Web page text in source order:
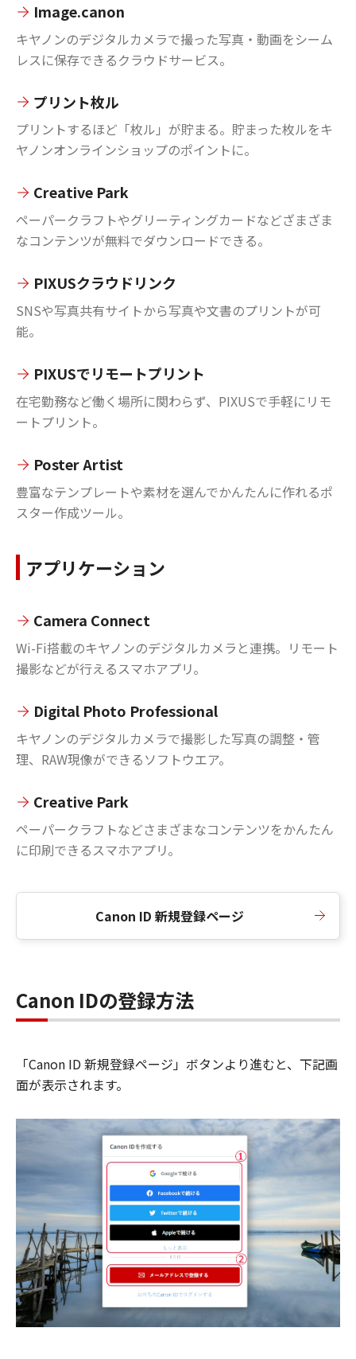
Image.canon
キヤノンのデジタルカメラで撮った写真・動画をシーム
レスに保存できるクラウドサービス。
プリント枚ル
プリントするほど「枚ル」が貯まる。貯まった枚ルをキ
ヤノンオンラインショップのポイントに。
Creative Park
ペーパークラフトやグリーティングカードなどざまざま
なコンテンツが無料でダウンロードできる。
PIXUSクラウドリンク
SNSや写真共有サイトから写真や文書のプリントが可
能。
PIXUSでリモートプリント
在宅勤務など働く場所に関わらず、PIXUSで手軽にリモ
ートプリント。
Poster Artist
豊富なテンプレートや素材を選んでかんたんに作れるポ
スター作成ツール。
アプリケーション
Camera Connect
Wi-Fi搭載のキヤノンのデジタルカメラと連携。リモート
撮影などが行えるスマホアプリ。
Digital Photo Professional
キヤノンのデジタルカメラで撮影した写真の調整・管
理、RAW現像ができるソフトウエア。
Creative Park
ペーパークラフトなどさまざまなコンテンツをかんたん
に印刷できるスマホアプリ。
Canon ID 新規登録ページ
Canon IDの登録方法
「Canon ID 新規登録ページ」ボタンより進むと、下記画
面が表示されます。